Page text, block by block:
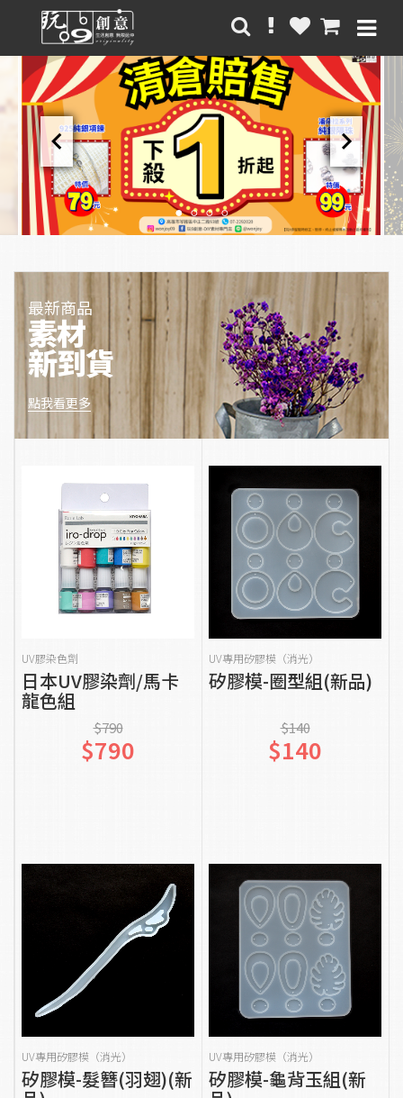
chevron_left chevron_right
最新商品
素材
新到貨
點我看更多
貨到通知我
UV膠染色劑
日本UV膠染劑/馬卡
龍色組
$790
$790
貨到通知我
UV專用矽膠模（消光）
矽膠模-髮簪(羽翅)(新
加入購物車
UV專用矽膠模（消光）
矽膠模-圈型組(新品)
$140
$140
貨到通知我
UV專用矽膠模（消光）
矽膠模-龜背玉組(新